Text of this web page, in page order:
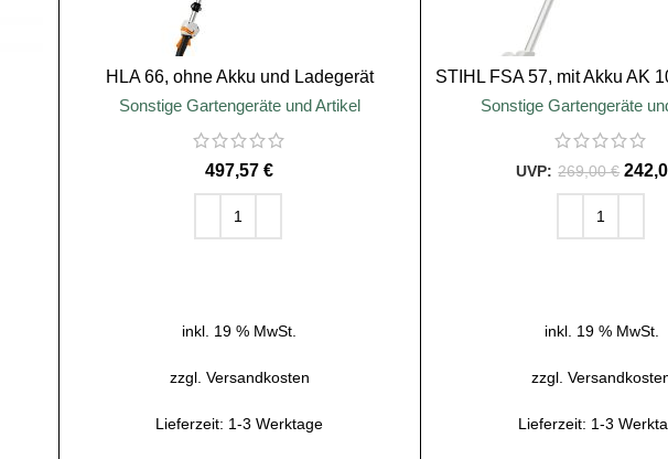
HLA 66, ohne Akku und Ladegerät
Sonstige Gartengeräte und Artikel
€
inkl. 19 % MwSt.
zzgl. Versandkosten
Lieferzeit: 1-3 Werktage
STIHL FSA 57, mit Akku AK
Sonstige Gartengeräte
269,00€
inkl. 19 % MwSt.
zzgl.
Lieferzeit: 1-3